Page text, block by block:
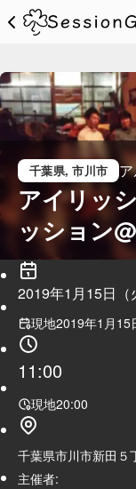
千葉県, 市川市
アイリッ
ッション
2019年1月15日（
現地2019年1月15
11:00
現地20:00
千葉県市川市新田５
主催者: